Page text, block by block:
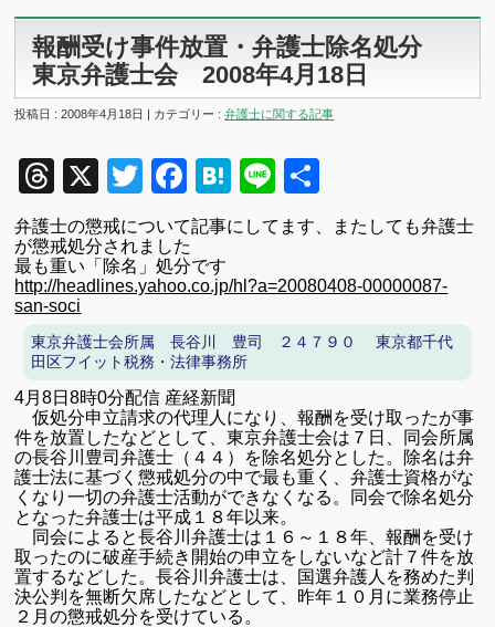
報酬受け事件放置・弁護士除名処分
東京弁護士会 2008年4月18日
投稿日 : 2008年4月18日 | カテゴリー :弁護士に関する記事
Threads
X TwitterFacebook
Hatena
Line
有
弁護士の懲戒について記事にしてます、
またしても弁護士
が懲戒処分されました
最も重い「除名」処分です
http://headlines.yahoo.co.jp/hl?a=20080408-00000087-
san-soci
東京弁護士会所属 長谷川 豊司 ２４７９０ 東京都千代
田区フイット税務・法律事務所
4月8日8時0分配信 産経新聞
仮処分申立請求の代理人になり、報酬を受け取ったが事
件を放置したなどとして、東京弁護士会は７日、同会所属
の長谷川豊司弁護士（４４）を除名処分とした。除名は弁
護士法に基づく懲戒処分の中で最も重く、弁護士資格がな
くなり一切の弁護士活動ができなくなる。同会で除名処分
となった弁護士は平成１８年以来。
同会によると長谷川弁護士は１６～１８年、報酬を受け
取ったのに破産手続き開始の申立をしないなど計７件を放
置するなどした。長谷川弁護士は、国選弁護人を務めた判
決公判を無断欠席したなどとして、昨年１０月に業務停止
２月の懲戒処分を受けている。